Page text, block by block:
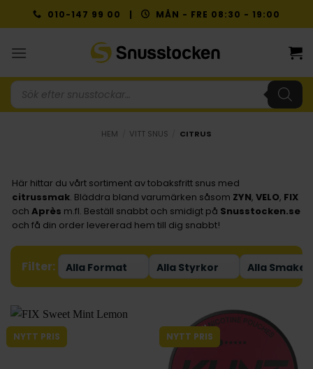
to
010-147 99 00 | MÅN - FRE 08:30 - 19:00
Produktsökning
HEM VITT SNUS CITRUS
Här hittar du vårt sortiment av tobaksfritt snus med
citrussmak. Bläddra bland varumärken såsom ZYN, VELO, FIX
och Après m.fl. Beställ snabbt och smidigt på Snusstocken.se
och få din order levererad hem till dig snabbt!
Filter:
NYTT PRIS NYTT PRIS